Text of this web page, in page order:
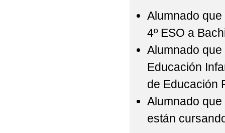
Alumnado
4º ESO a
Alumnado
Educación
de Educación
Alumnado
están